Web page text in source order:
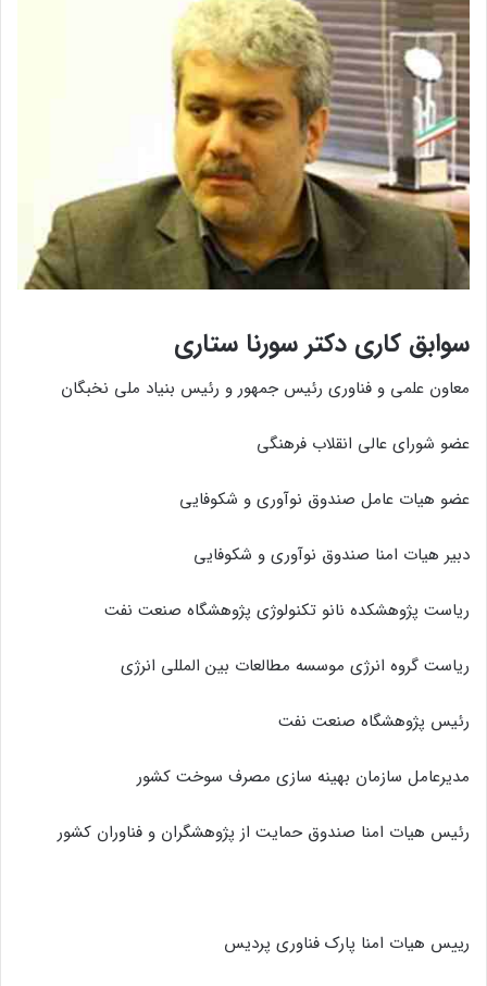
سوابق کاری دکتر سورنا ستاری
معاون علمی و فناوری رئیس جمهور و رئیس بنیاد ملی نخبگان
عضو شورای عالی انقلاب فرهنگی
عضو هیات عامل صندوق نوآوری و شکوفایی
دبیر هیات امنا صندوق نوآوری و شکوفایی
ریاست پژوهشکده نانو تکنولوژی پژوهشگاه صنعت نفت
ریاست گروه انرژی موسسه مطالعات بین المللی انرژی
رئیس پژوهشگاه صنعت نفت
مدیرعامل سازمان بهینه سازی مصرف سوخت کشور
رئیس هیات امنا صندوق حمایت از پژوهشگران و فناوران کشور
رییس هیات امنا پارک فناوری پردیس